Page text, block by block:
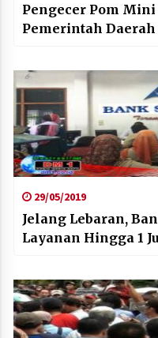
Pengecer Pom Mini
Pemerintah
29/05/2019
Jelang Lebaran,
Layanan Hingga 1